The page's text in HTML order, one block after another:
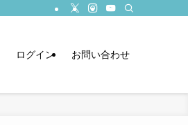
ログイン お問い合わせ